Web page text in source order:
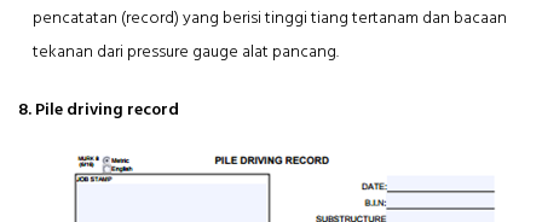
pencatatan (record) yang berisi tinggi tiang tertanam dan bacaan
tekanan dari pressure gauge alat pancang.
8. Pile driving record